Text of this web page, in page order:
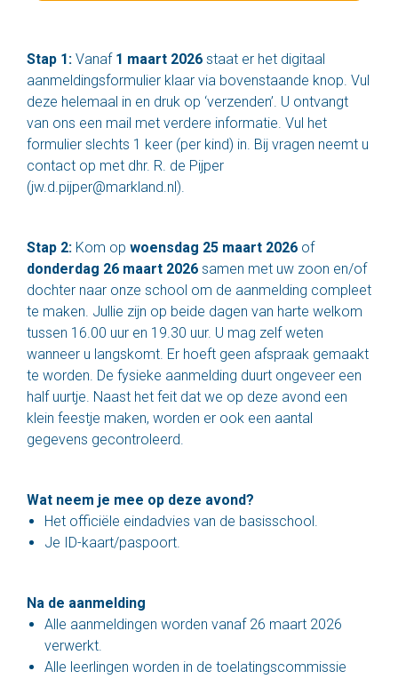
Stap 1: Vanaf 1 maart 2026 staat er het digitaal
aanmeldingsformulier klaar via bovenstaande knop. Vul
deze helemaal in en druk op ‘verzenden’. U ontvangt
van ons een mail met verdere informatie. Vul het
formulier slechts 1 keer (per kind) in. Bij vragen neemt u
contact op met dhr. R. de Pijper
(jw.d.pijper@markland.nl).
Stap 2: Kom op woensdag 25 maart 2026 of
donderdag 26 maart 2026 samen met uw zoon en/of
dochter naar onze school om de aanmelding compleet
te maken. Jullie zijn op beide dagen van harte welkom
tussen 16.00 uur en 19.30 uur. U mag zelf weten
wanneer u langskomt. Er hoeft geen afspraak gemaakt
te worden. De fysieke aanmelding duurt ongeveer een
half uurtje. Naast het feit dat we op deze avond een
klein feestje maken, worden er ook een aantal
gegevens gecontroleerd.‍
Wat neem je mee op deze avond?
Het officiële eindadvies van de basisschool.
Je ID-kaart/paspoort.
Na de aanmelding
Alle aanmeldingen worden vanaf 26 maart 2026
verwerkt.
Alle leerlingen worden in de toelatingscommissie